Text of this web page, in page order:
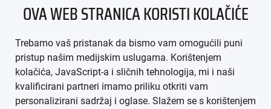
IMPRESSUM
AGB
DATENSCHUTZ
OVA WEB STRANICA KORISTI KOLAČIĆE
Trebamo vaš pristanak da bismo vam omogućili puni
pristup našim medijskim uslugama. Korištenjem
kolačića, JavaScript-a i sličnih tehnologija, mi i naši
kvalificirani partneri imamo priliku otkriti vam
personalizirani sadržaj i oglase. Slažem se s korištenjem